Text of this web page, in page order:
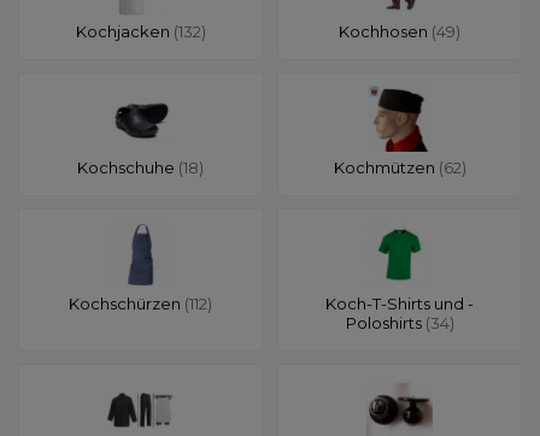
Kochjacken (132) Kochhosen (49)
Kochschuhe (18) Kochmützen (62)
Kochschürzen (112)
Koch-T-Shirts und -
Poloshirts (34)